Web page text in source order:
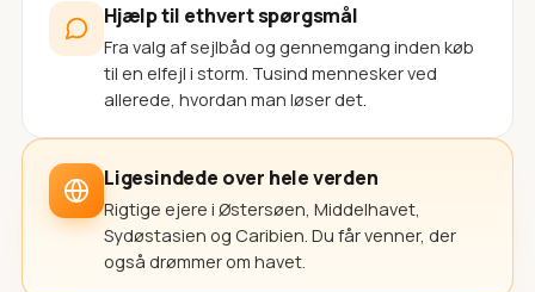
Hjælp til ethvert spørgsmål
Fra valg af sejlbåd og gennemgang inden køb
til en elfejl i storm. Tusind mennesker ved
allerede, hvordan man løser det.
Ligesindede over hele verden
Rigtige ejere i Østersøen, Middelhavet,
Sydøstasien og Caribien. Du får venner, der
også drømmer om havet.